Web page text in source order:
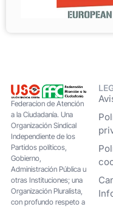
Federacion de Atención
a la Ciudadanía. Una
Organización Sindical
Independiente de los
Partidos políticos,
Gobierno,
Administración Pública u
otras Instituciones; una
Organización Pluralista,
con profundo respeto a